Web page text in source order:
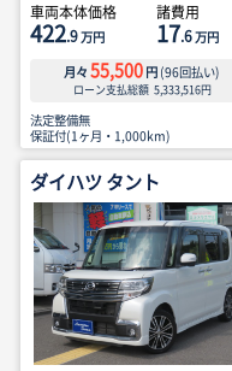
車両本体価格
422.9万円
諸費用
17.6万円
月々 55,500 円 (96回払い)
ローン支払総額 5,333,516円
法定整備無
保証付(1ヶ月・1,000km)
ダイハツ タント